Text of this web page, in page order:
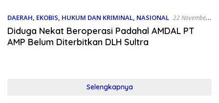
DAERAH, EKOBIS, HUKUM DAN KRIMINAL, NASIONAL 22 November
2024
Diduga Nekat Beroperasi Padahal AMDAL PT
AMP Belum Diterbitkan DLH Sultra
Selengkapnya